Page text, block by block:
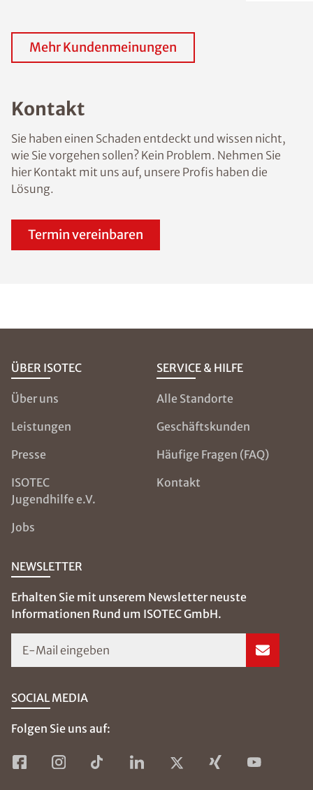
Mehr Kundenmeinungen
Kontakt
Sie haben einen Schaden entdeckt und wissen nicht,
wie Sie vorgehen sollen? Kein Problem. Nehmen Sie
hier Kontakt mit uns auf, unsere Profis haben die
Lösung.
Termin vereinbaren
ÜBER ISOTEC
Über uns
Leistungen
Presse
ISOTEC
Jugendhilfe e.V.
Jobs
SERVICE & HILFE
Alle Standorte
Geschäftskunden
Häufige Fragen (FAQ)
Kontakt
NEWSLETTER
Erhalten Sie mit unserem Newsletter neuste
Informationen Rund um ISOTEC GmbH.
E-Mail eingeben
SOCIAL MEDIA
Folgen Sie uns auf: